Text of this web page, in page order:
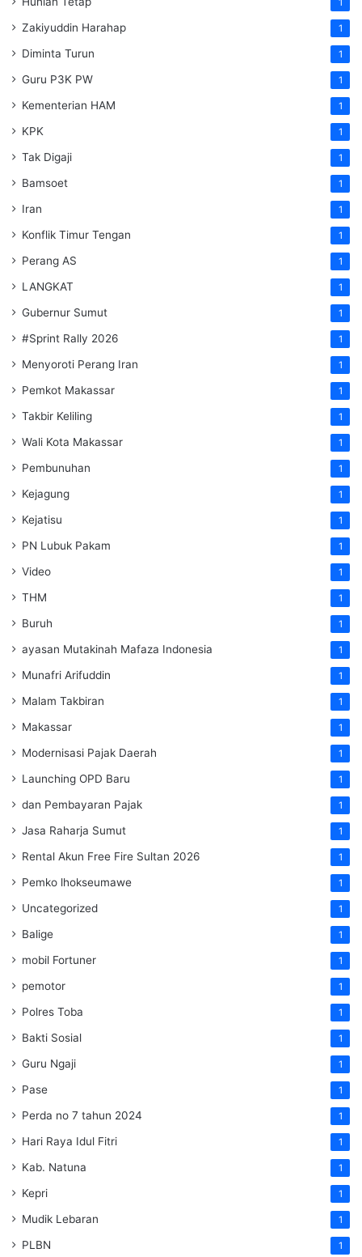
1
Zakiyuddin Harahap 1
Diminta Turun 1
Guru P3K PW 1
Kementerian HAM 1
KPK 1
Tak Digaji 1
Bamsoet 1
Iran 1
Konflik Timur Tengan 1
Perang AS 1
LANGKAT 1
Gubernur Sumut 1
#Sprint Rally 2026 1
Menyoroti Perang Iran 1
Pemkot Makassar 1
Takbir Keliling 1
Wali Kota Makassar 1
Pembunuhan 1
Kejagung 1
Kejatisu 1
PN Lubuk Pakam 1
Video 1
THM 1
Buruh 1
ayasan Mutakinah Mafaza Indonesia 1
Munafri Arifuddin 1
Malam Takbiran 1
Makassar 1
Modernisasi Pajak Daerah 1
Launching OPD Baru 1
dan Pembayaran Pajak 1
Jasa Raharja Sumut 1
Rental Akun Free Fire Sultan 2026 1
Pemko lhokseumawe 1
Uncategorized 1
Balige 1
mobil Fortuner 1
pemotor 1
Polres Toba 1
Bakti Sosial 1
Guru Ngaji 1
Pase 1
Perda no 7 tahun 2024 1
Hari Raya Idul Fitri 1
Kab. Natuna 1
Kepri 1
Mudik Lebaran 1
PLBN 1